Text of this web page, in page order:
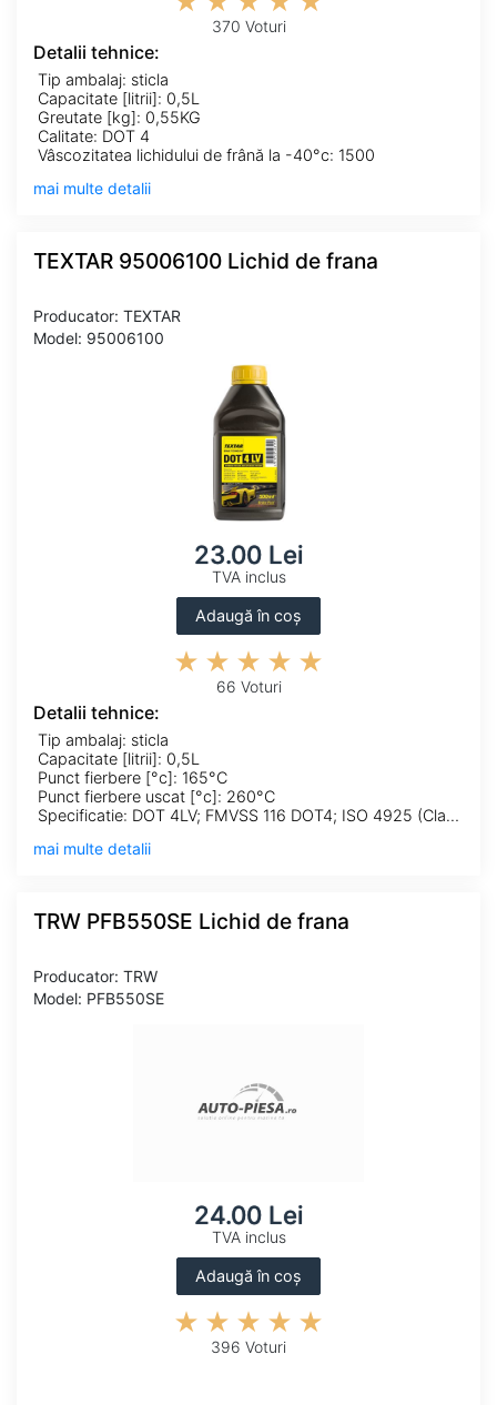
370 Voturi
Detalii tehnice:
Tip ambalaj: sticla
Capacitate [litrii]: 0,5L
Greutate [kg]: 0,55KG
Calitate: DOT 4
Vâscozitatea lichidului de frână la -40°c: 1500
mai multe detalii
TEXTAR 95006100 Lichid de frana
Producator: TEXTAR
Model: 95006100
23.00 Lei
TVA inclus
Adaugă în coș
66 Voturi
Detalii tehnice:
Tip ambalaj: sticla
Capacitate [litrii]: 0,5L
Punct fierbere [°c]: 165°C
Punct fierbere uscat [°c]: 260°C
Specificatie: DOT 4LV; FMVSS 116 DOT4; ISO 4925 (Class 6); SAE J 1704
mai multe detalii
TRW PFB550SE Lichid de frana
Producator: TRW
Model: PFB550SE
24.00 Lei
TVA inclus
Adaugă în coș
396 Voturi